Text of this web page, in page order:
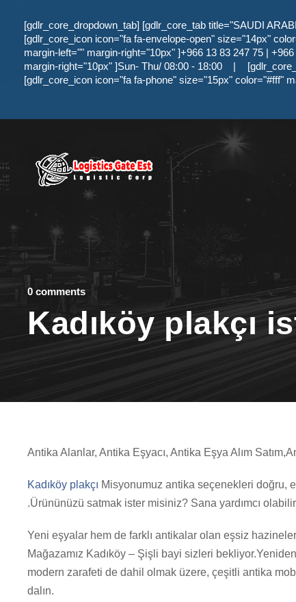
[gdlr_core_dropdown_tab] [gdlr_core_tab title="SAUDI
[gdlr_core_icon icon="fa fa-envelope-open" size="14px"
margin-left="" margin-right="10px" ]+966 13 83 247 75 |
margin-right="10px" ]Sun- Thu/ 08:00 - 18:00
|
[gdlr_core_icon icon="fa fa-phone" size="15px" color="#fff"
0 comments
Kadıköy plakçı
Antika Alanlar, Antika Eşyacı, Antika Eşya Alım
Kadıköy plakçı Misyonumuz antika seçenekleri doğru,
.Ürününüzü satmak ister misiniz? Sana yardımcı
Yeni eşyalar hem de farklı antikalar olan eşsiz
Mağazamız Kadıköy – Şişli bayi sizleri
modern zarafeti de dahil olmak üzere, çeşitli antika
dalın.